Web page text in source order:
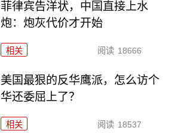
菲律宾告洋状，中国直接上水
炮：炮灰代价才开始
相关 阅读 18666
美国最狠的反华鹰派，怎么访个
华还委屈上了？
相关 阅读 18537